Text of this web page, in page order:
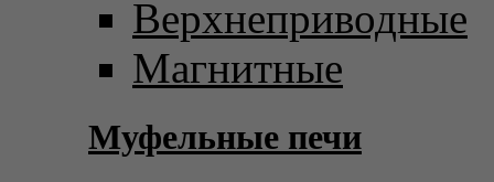
Верхнеприводные
Магнитные
Муфельные печи